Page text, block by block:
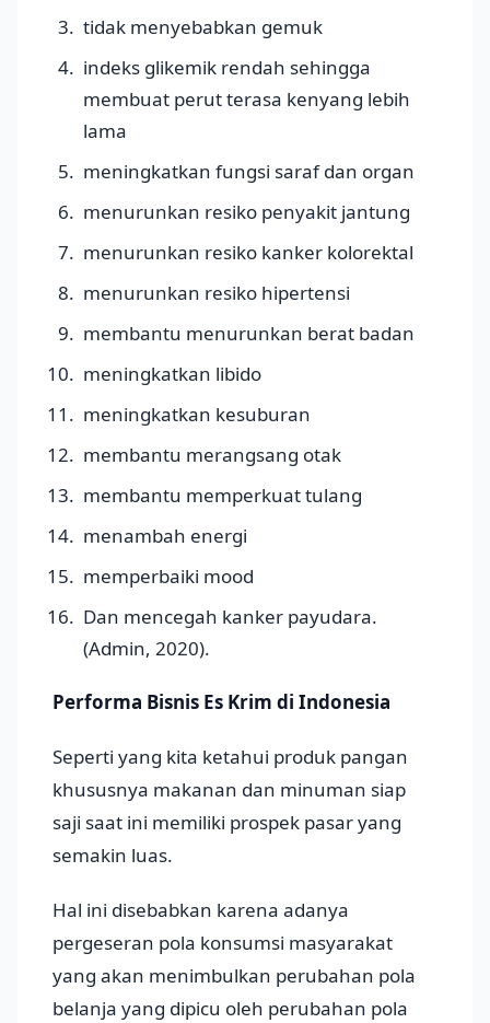
tidak menyebabkan gemuk
indeks glikemik rendah sehingga
membuat perut terasa kenyang lebih
lama
meningkatkan fungsi saraf dan organ
menurunkan resiko penyakit jantung
menurunkan resiko kanker kolorektal
menurunkan resiko hipertensi
membantu menurunkan berat badan
meningkatkan libido
meningkatkan kesuburan
membantu merangsang otak
membantu memperkuat tulang
menambah energi
memperbaiki mood
Dan mencegah kanker payudara.
(Admin, 2020).
Performa Bisnis Es Krim di Indonesia
Seperti yang kita ketahui produk pangan
khususnya makanan dan minuman siap
saji saat ini memiliki prospek pasar yang
semakin luas.
Hal ini disebabkan karena adanya
pergeseran pola konsumsi masyarakat
yang akan menimbulkan perubahan pola
belanja yang dipicu oleh perubahan pola